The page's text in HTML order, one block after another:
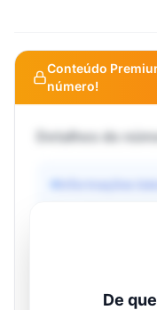
Conteúdo
número!
Detalhes do
Informações
De